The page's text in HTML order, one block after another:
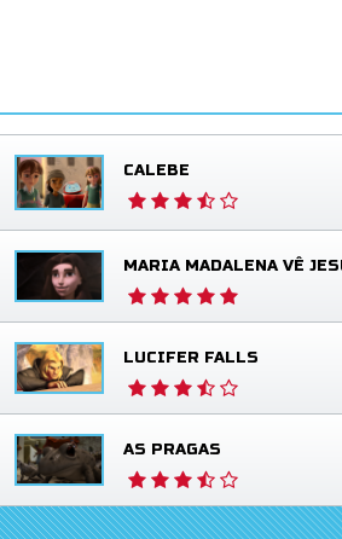
CALEBE
LUCIFER FALLS
AS PRAGAS